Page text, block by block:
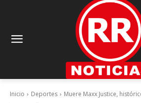
Inicio Deportes Muere Maxx Justice,